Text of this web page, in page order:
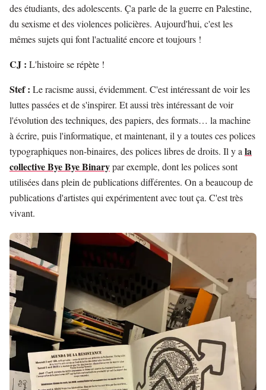
des étudiants, des adolescents. Ça parle de la guerre en Palestine,
du sexisme et des violences policières. Aujourd'hui, c'est les
mêmes sujets qui font l'actualité encore et toujours !
CJ : L'histoire se répète !
Stef : Le racisme aussi, évidemment. C'est intéressant de voir les
luttes passées et de s'inspirer. Et aussi très intéressant de voir
l'évolution des techniques, des papiers, des formats… la machine
à écrire, puis l'informatique, et maintenant, il y a toutes ces polices
typographiques non-binaires, des polices libres de droits. Il y a la
collective Bye Bye Binarypar exemple, dont les polices sont
utilisées dans plein de publications différentes. On a beaucoup de
publications d'artistes qui expérimentent avec tout ça. C'est très
vivant.